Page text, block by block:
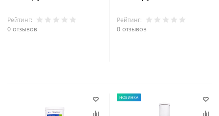
Рейтинг:
0 отзывов
Рейтинг:
0 отзывов
НОВИНКА